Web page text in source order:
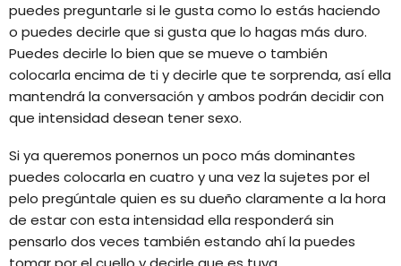
puedes preguntarle si le gusta como lo estás haciendo
o puedes decirle que si gusta que lo hagas más duro.
Puedes decirle lo bien que se mueve o también
colocarla encima de ti y decirle que te sorprenda, así ella
mantendrá la conversación y ambos podrán decidir con
que intensidad desean tener sexo.
Si ya queremos ponernos un poco más dominantes
puedes colocarla en cuatro y una vez la sujetes por el
pelo pregúntale quien es su dueño claramente a la hora
de estar con esta intensidad ella responderá sin
pensarlo dos veces también estando ahí la puedes